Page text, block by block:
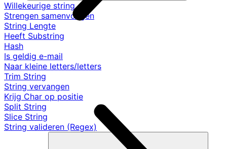
Willekeurige string
Strengen samenvoegen
String Lengte
Heeft Substring
Hash
Is geldig e-mail
Naar kleine letters/letters
Trim String
String vervangen
Krijg Char op positie
Split String
Slice String
String valideren (Regex)